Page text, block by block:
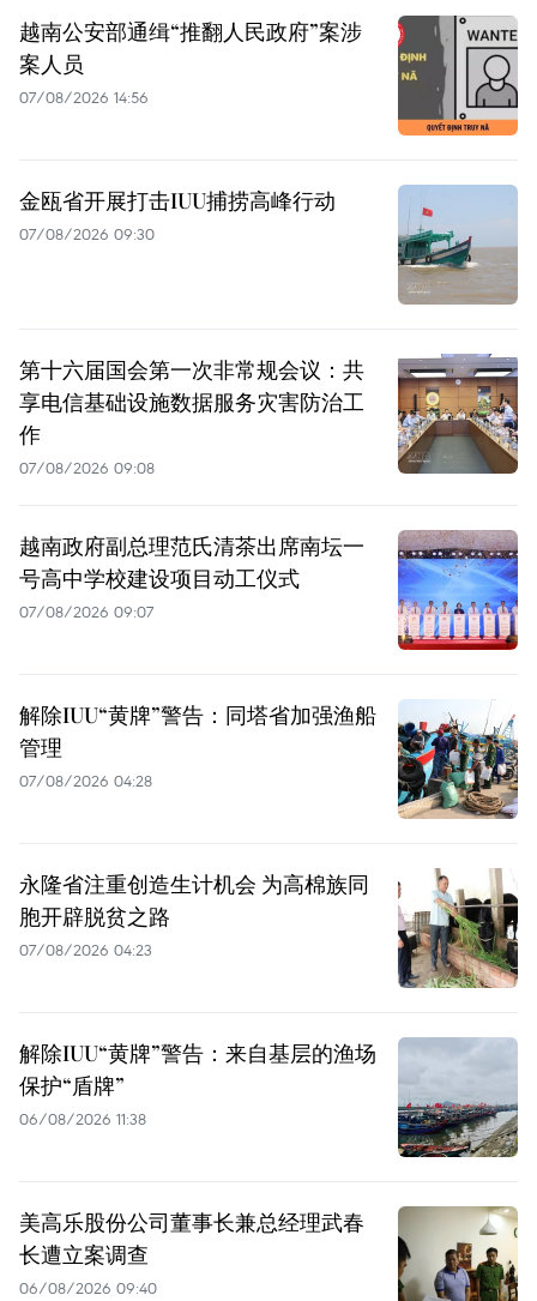
越南公安部通缉“推翻人民政府”案涉
案人员
07/08/2026 14:56
金瓯省开展打击IUU捕捞高峰行动
07/08/2026 09:30
第十六届国会第一次非常规会议：共
享电信基础设施数据服务灾害防治工
作
07/08/2026 09:08
越南政府副总理范氏清茶出席南坛一
号高中学校建设项目动工仪式
07/08/2026 09:07
解除IUU“黄牌”警告：同塔省加强渔船
管理
07/08/2026 04:28
永隆省注重创造生计机会 为高棉族同
胞开辟脱贫之路
07/08/2026 04:23
解除IUU“黄牌”警告：来自基层的渔场
保护“盾牌”
06/08/2026 11:38
美高乐股份公司董事长兼总经理武春
长遭立案调查
06/08/2026 09:40